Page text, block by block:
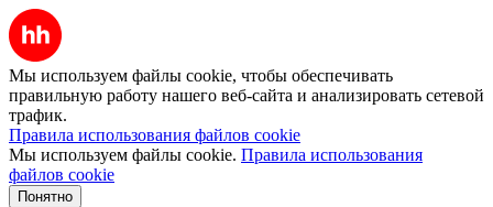
Мы используем файлы cookie, чтобы обеспечивать
правильную работу нашего веб-сайта и анализировать сетевой
трафик.
Правила использования файлов cookie
Мы используем файлы cookie. Правила использования
файлов cookie
Понятно